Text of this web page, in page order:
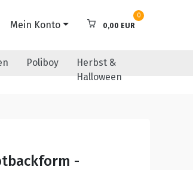
Mein Konto
0
0,00 EUR
Poliboy
Herbst &
Halloween
-